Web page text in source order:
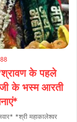
के पहले
जी के भस्म आरती
*श्री महाकालेश्वर